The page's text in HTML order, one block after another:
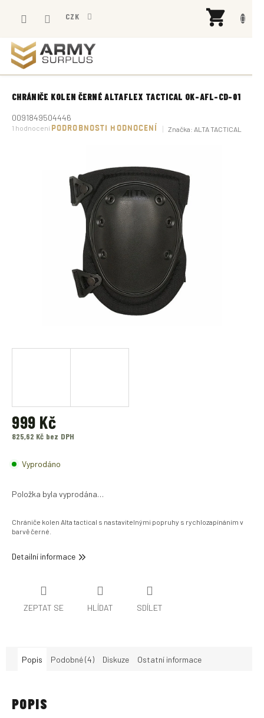
CZK
CHRÁNIČE KOLEN ČERNÉ ALTAFLEX TACTICAL OK-AFL-CD-01
0091849504446
Průměrné
1 hodnocení PODROBNOSTI HODNOCENÍ Značka: ALTA TACTICAL
999 Kč
825,62 Kč bez DPH
cena:Vyprodáno
Položka byla vyprodána…
Chrániče kolen Alta tactical s nastavitelnými popruhy s rychlozapínáním v
barvě černé.
Detailní informace
ZEPTAT SE HLÍDAT SDÍLET
Popis Podobné (4) Diskuze Ostatní informace
POPIS